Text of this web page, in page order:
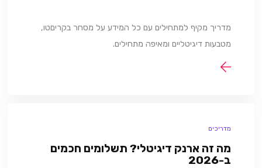
מדריך מקיף למתחילים עם כל המידע על מסחר בקריםטו,
מטבעות דיגיטליים ומאיפה מתחילים.
מדריכים
מה זה ארנק דיגיטלי? תשלומים חכמים
ב-2026